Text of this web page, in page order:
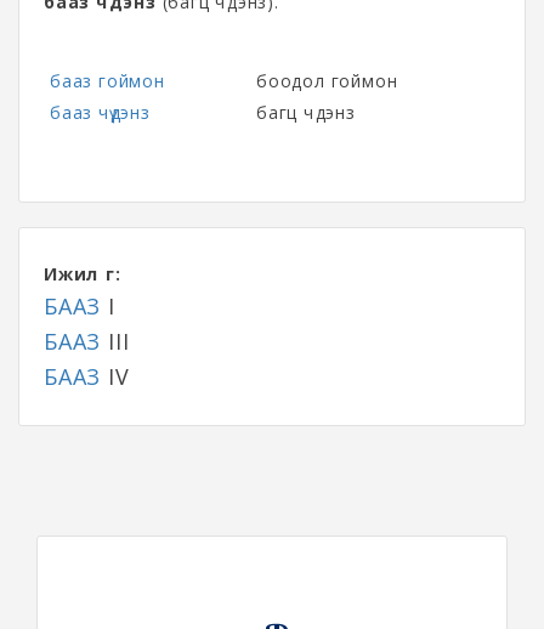
бааз гоймон
боодол гоймон
бааз чүдэнз
багц чүдэнз
Ижил үг:
БААЗ I
БААЗ III
БААЗ IV